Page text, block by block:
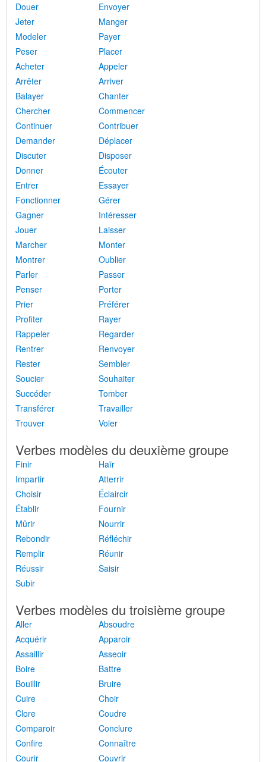
Douer
Envoyer
Jeter
Manger
Modeler
Payer
Peser
Placer
Acheter
Appeler
Arrêter
Arriver
Balayer
Chanter
Chercher
Commencer
Continuer
Contribuer
Demander
Déplacer
Discuter
Disposer
Donner
Écouter
Entrer
Essayer
Fonctionner
Gérer
Gagner
Intéresser
Jouer
Laisser
Marcher
Monter
Montrer
Oublier
Parler
Passer
Penser
Porter
Prier
Préférer
Profiter
Rayer
Rappeler
Regarder
Rentrer
Renvoyer
Rester
Sembler
Soucier
Souhaiter
Succéder
Tomber
Transférer
Travailler
Trouver
Voler
Verbes modèles du deuxième groupe
Finir
Haïr
Impartir
Atterrir
Choisir
Éclaircir
Établir
Fournir
Mûrir
Nourrir
Rebondir
Réfléchir
Remplir
Réunir
Réussir
Saisir
Subir
Verbes modèles du troisième groupe
Aller
Absoudre
Acquérir
Apparoir
Assaillir
Asseoir
Boire
Battre
Bouillir
Bruire
Cuire
Choir
Clore
Coudre
Comparoir
Conclure
Confire
Connaître
Courir
Couvrir